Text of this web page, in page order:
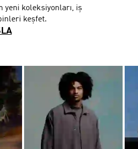
yeni koleksiyonları, iş
keşfet.